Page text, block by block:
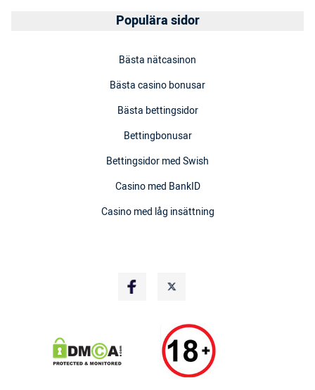
Populära sidor
Bästa nätcasinon
Bästa casino bonusar
Bästa bettingsidor
Bettingbonusar
Bettingsidor med Swish
Casino med BankID
Casino med låg insättning